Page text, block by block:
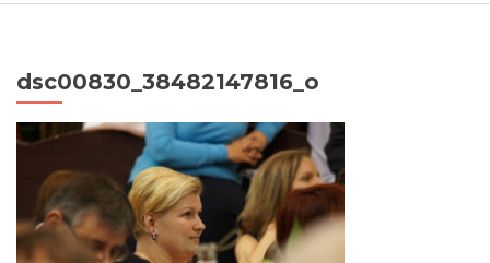
dsc00830_38482147816_o